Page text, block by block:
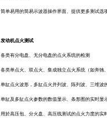
简单易用的简易示波器操作界面、提供更多测试选
发动机点火测试
各类有分电盘、无分电盘的点火系统的检测
各类单点火、双点火、集成独立点火系统（如奔驰
单缸点火波形，多缸点火并列波、陈列波、三维波
单缸及多缸点火参数的数值显示、条形图的实时显
用於高压包、分火盘、高压线测试的点火力度的实